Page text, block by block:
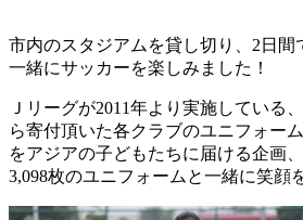
市内のスタジアムを貸し切り、2日間
一緒にサッカーを楽しみました！
Ｊリーグが2011年より実施している
ら寄付頂いた各クラブのユニフォー
をアジアの子どもたちに届ける企画
3,098枚のユニフォームと一緒に笑顔